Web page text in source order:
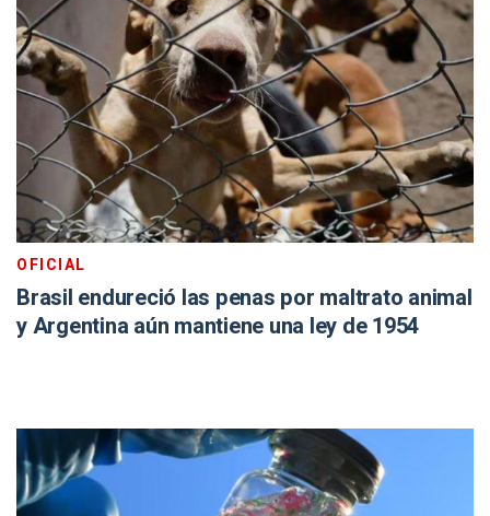
OFICIAL
Brasil endureció las penas por maltrato animal
y Argentina aún mantiene una ley de 1954